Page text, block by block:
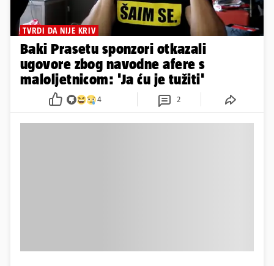
TVRDI DA NIJE KRIV
Baki Prasetu sponzori otkazali
ugovore zbog navodne afere s
maloljetnicom: 'Ja ću je tužiti'
4 2